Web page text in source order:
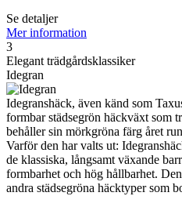
Se detaljer
Mer information
3
Elegant trädgårdsklassiker
Idegran
Idegranshäck, även känd som
formbar städsegrön häckväxt som
behåller sin mörkgröna färg året
Varför den har valts ut:
de klassiska, långsamt växande
formbarhet och hög hållbarhet.
andra städsegröna häcktyper som